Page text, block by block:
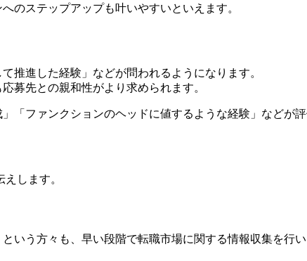
のステップアップも叶いやすいといえます。
推進した経験」などが問われるようになります。
募先との親和性がより求められます。
ファンクションのヘッドに値するような経験」などが評
します。
いう方々も、早い段階で転職市場に関する情報収集を行